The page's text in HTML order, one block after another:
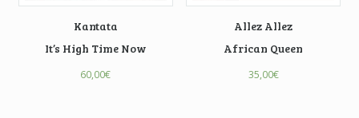
Kantata
It’s High Time Now
60,00€
Allez Allez
African Queen
35,00€